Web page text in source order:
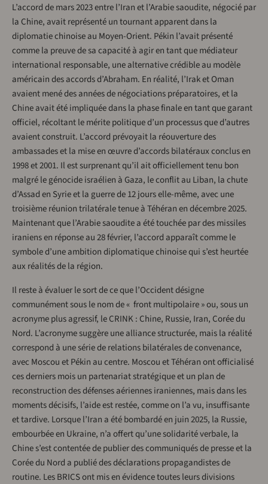
L’accord de mars 2023 entre l’Iran et l’Arabie saoudite, négocié par
la Chine, avait représenté un tournant apparent dans la
diplomatie chinoise au Moyen-Orient. Pékin l’avait présenté
comme la preuve de sa capacité à agir en tant que médiateur
international responsable, une alternative crédible au modèle
américain des accords d’Abraham. En réalité, l’Irak et Oman
avaient mené des années de négociations préparatoires, et la
Chine avait été impliquée dans la phase finale en tant que garant
officiel, récoltant le mérite politique d’un processus que d’autres
avaient construit. L’accord prévoyait la réouverture des
ambassades et la mise en œuvre d’accords bilatéraux conclus en
1998 et 2001. Il est surprenant qu’il ait officiellement tenu bon
malgré le génocide israélien à Gaza, le conflit au Liban, la chute
d’Assad en Syrie et la guerre de 12 jours elle-même, avec une
troisième réunion trilatérale tenue à Téhéran en décembre 2025.
Maintenant que l’Arabie saoudite a été touchée par des missiles
iraniens en réponse au 28 février, l’accord apparaît comme le
symbole d’une ambition diplomatique chinoise qui s’est heurtée
aux réalités de la région.
Il reste à évaluer le sort de ce que l’Occident désigne
communément sous le nom de « front multipolaire » ou, sous un
acronyme plus agressif, le CRINK : Chine, Russie, Iran, Corée du
Nord. L’acronyme suggère une alliance structurée, mais la réalité
correspond à une série de relations bilatérales de convenance,
avec Moscou et Pékin au centre. Moscou et Téhéran ont officialisé
ces derniers mois un partenariat stratégique et un plan de
reconstruction des défenses aériennes iraniennes, mais dans les
moments décisifs, l’aide est restée, comme on l’a vu, insuffisante
et tardive. Lorsque l’Iran a été bombardé en juin 2025, la Russie,
embourbée en Ukraine, n’a offert qu’une solidarité verbale, la
Chine s’est contentée de publier des communiqués de presse et la
Corée du Nord a publié des déclarations propagandistes de
routine. Les BRICS ont mis en évidence toutes leurs divisions